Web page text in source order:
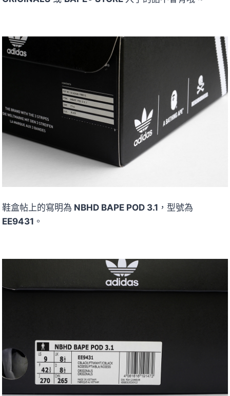
鞋盒帖上的寫明為 NBHD BAPE POD 3.1 ，型號為
EE9431 。